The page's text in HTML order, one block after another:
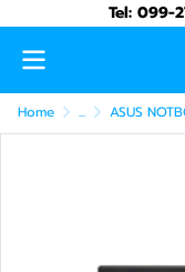
Tel: 099-
Home ... ASUS